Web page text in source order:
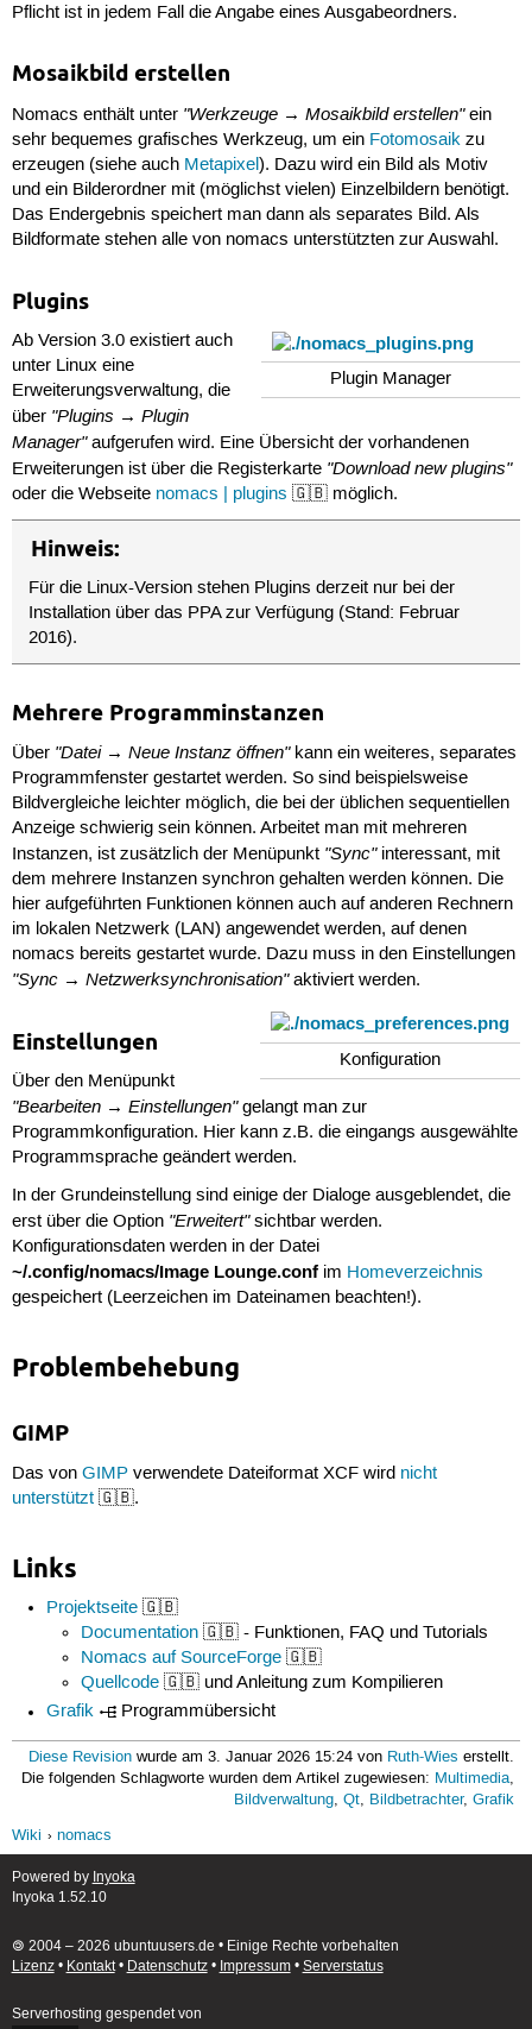
Pflicht ist in jedem Fall die Angabe eines Ausgabeordners.
Mosaikbild erstellen
Nomacs enthält unter "Werkzeuge → Mosaikbild erstellen"ein
sehr bequemes grafisches Werkzeug, um ein Fotomosaikzu
erzeugen (siehe auch Metapixel). Dazu wird ein Bild als Motiv
und ein Bilderordner mit (möglichst vielen) Einzelbildern benötigt.
Das Endergebnis speichert man dann als separates Bild. Als
Bildformate stehen alle von nomacs unterstützten zur Auswahl.
Plugins
Plugin Manager
Ab Version 3.0 existiert auch
unter Linux eine
Erweiterungsverwaltung, die
über "Plugins → Plugin
Manager"aufgerufen wird. Eine Übersicht der vorhandenen
Erweiterungen ist über die Registerkarte "Download new plugins"
oder die Webseite nomacs | plugins 🇬🇧 möglich.
Hinweis:
Für die Linux-Version stehen Plugins derzeit nur bei der
Installation über das PPA zur Verfügung (Stand: Februar
2016).
Mehrere Programminstanzen
Über "Datei → Neue Instanz öffnen"kann ein weiteres, separates
Programmfenster gestartet werden. So sind beispielsweise
Bildvergleiche leichter möglich, die bei der üblichen sequentiellen
Anzeige schwierig sein können. Arbeitet man mit mehreren
Instanzen, ist zusätzlich der Menüpunkt "Sync"interessant, mit
dem mehrere Instanzen synchron gehalten werden können. Die
hier aufgeführten Funktionen können auch auf anderen Rechnern
im lokalen Netzwerk (LAN) angewendet werden, auf denen
nomacs bereits gestartet wurde. Dazu muss in den Einstellungen
"Sync → Netzwerksynchronisation"aktiviert werden.
Konfiguration
Einstellungen
Über den Menüpunkt
"Bearbeiten → Einstellungen"gelangt man zur
Programmkonfiguration. Hier kann z.B. die eingangs ausgewählte
Programmsprache geändert werden.
In der Grundeinstellung sind einige der Dialoge ausgeblendet, die
erst über die Option "Erweitert"sichtbar werden.
Konfigurationsdaten werden in der Datei
~/.config/nomacs/Image Lounge.confim Homeverzeichnis
gespeichert (Leerzeichen im Dateinamen beachten!).
Problembehebung
GIMP
Das von GIMPverwendete Dateiformat XCF wird nicht
unterstützt🇬🇧.
Links
Projektseite 🇬🇧
Documentation 🇬🇧 - Funktionen, FAQ und Tutorials
Nomacs auf SourceForge 🇬🇧
Quellcode 🇬🇧 und Anleitung zum Kompilieren
Grafik
Programmübersicht
Diese Revision wurde am 3. Januar 2026 15:24 von Ruth-Wies erstellt.
Die folgenden Schlagworte wurden dem Artikel zugewiesen: Multimedia,
Bildverwaltung,Qt, Bildbetrachter,Grafik
Wiki
nomacs
Powered by Inyoka
Inyoka 1.52.10
🄯 2004 – 2026 ubuntuusers.de • Einige Rechte vorbehalten
Lizenz• Kontakt• Datenschutz• Impressum• Serverstatus
Serverhosting gespendet von